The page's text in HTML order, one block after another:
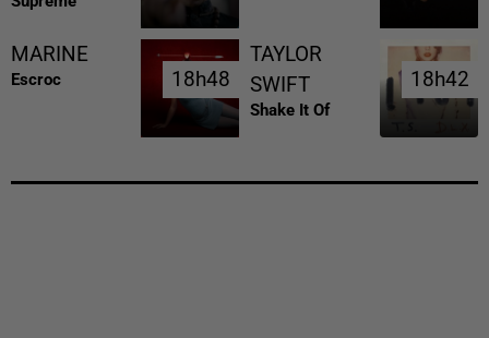
MARINE
Escroc 18h48
18h48
TAYLOR
SWIFT
Shake It Of
18h42
18h42